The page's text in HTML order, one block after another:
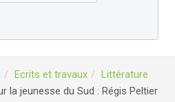
Ecrits et travaux
Littérature
la jeunesse du Sud : Régis Peltier